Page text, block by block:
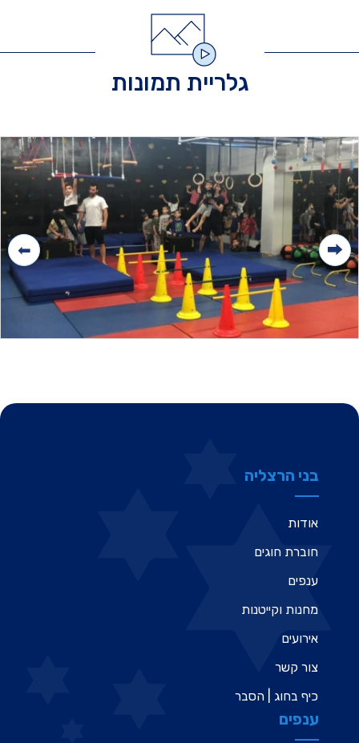
גלריית תמונות
בני הרצליה
אודות
חוברת חוגים
ענפים
מחנות וקייטנות
אירועים
צור קשר
כיף בחוג | הסבר
ענפים